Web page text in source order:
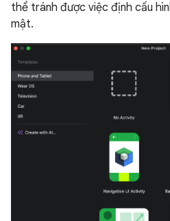
thể tránh được việc định cấu
mật.